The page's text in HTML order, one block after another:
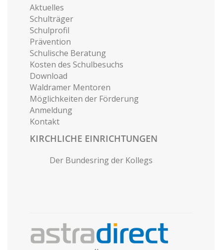
Aktuelles
Schulträger
Schulprofil
Prävention
Schulische Beratung
Kosten des Schulbesuchs
Download
Waldramer Mentoren
Möglichkeiten der Förderung
Anmeldung
Kontakt
KIRCHLICHE EINRICHTUNGEN
Der Bundesring der Kollegs